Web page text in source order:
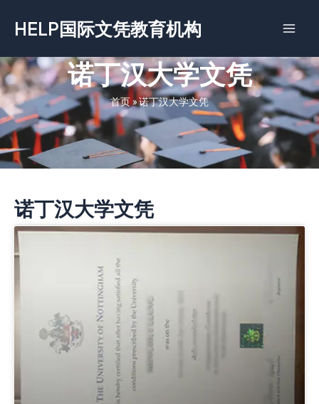
容
HELP国际文凭教育机构
诺丁汉大学文凭
首页»诺丁汉大学文凭
诺丁汉大学文凭